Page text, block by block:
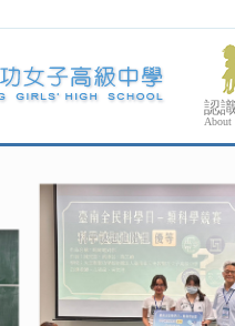
認
About